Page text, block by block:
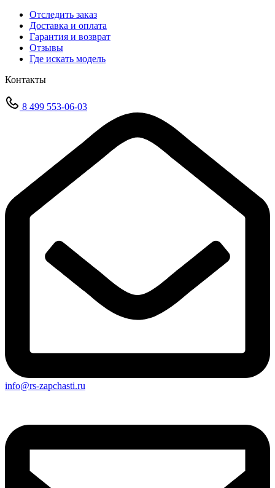
Отследить заказ
Доставка и оплата
Гарантия и возврат
Отзывы
Где искать модель
Контакты
8 499 553-06-03
info@rs-zapchasti.ru